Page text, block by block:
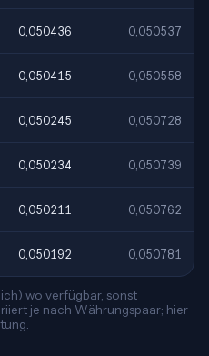
0,050436 0,050537
0,050415 0,050558
0,050245 0,050728
0,050234 0,050739
0,050211 0,050762
0,050192 0,050781
wo verfügbar, sonst
je nach Währungspaar; hier